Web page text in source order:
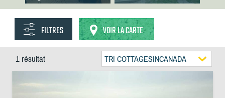
FILTRES VOIR LA CARTE
1 résultat TRI COTTAGESINCANADA